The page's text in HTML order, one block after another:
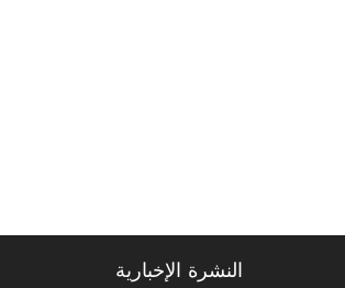
النشرة الإخبارية